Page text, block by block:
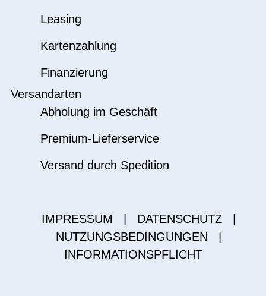
Leasing
Kartenzahlung
Finanzierung
Versandarten
Abholung im Geschäft
Premium-Lieferservice
Versand durch Spedition
IMPRESSUM DATENSCHUTZ
NUTZUNGSBEDINGUNGEN
INFORMATIONSPFLICHT